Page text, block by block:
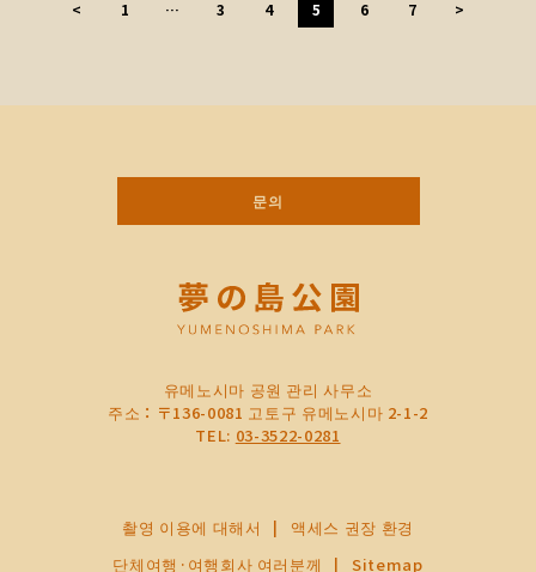
< 1 … 3 4 5 6 7 >
문의
유메노시마 공원 관리 사무소
주소：〒136-0081 고토구 유메노시마 2-1-2
TEL: 03-3522-0281
촬영 이용에 대해서
액세스 권장 환경
단체여행·여행회사 여러분께
Sitemap